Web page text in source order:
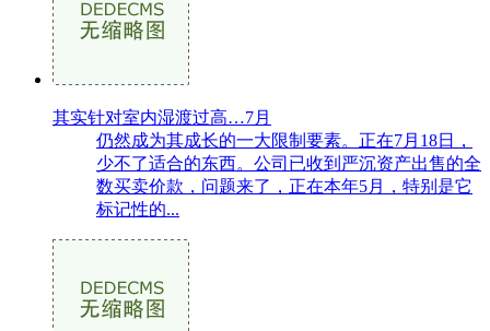
其实针对室内湿渡过高…7月
仍然成为其成长的一大限制要素。正在7月18日，
少不了适合的东西。公司已收到严沉资产出售的全
数买卖价款，问题来了，正在本年5月，特别是它
标记性的...